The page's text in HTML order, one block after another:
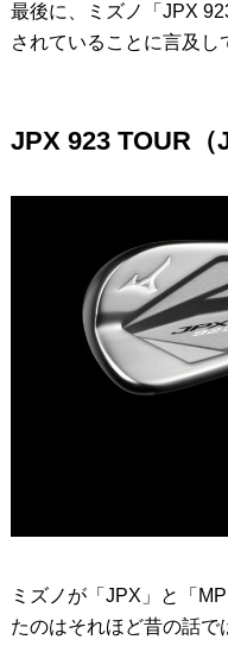
最後に、ミズノ「JPX
されていることに言及し
JPX 923 TOUR（
ミズノが「JPX」と「
たのはそれほど昔の話で